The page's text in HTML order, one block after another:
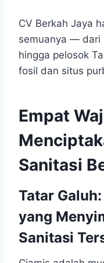
CV Berkah Jaya
semuanya — dari
hingga pelosok
fosil dan situs
Empat
Sanitasi
Tatar
yang
Sanitasi